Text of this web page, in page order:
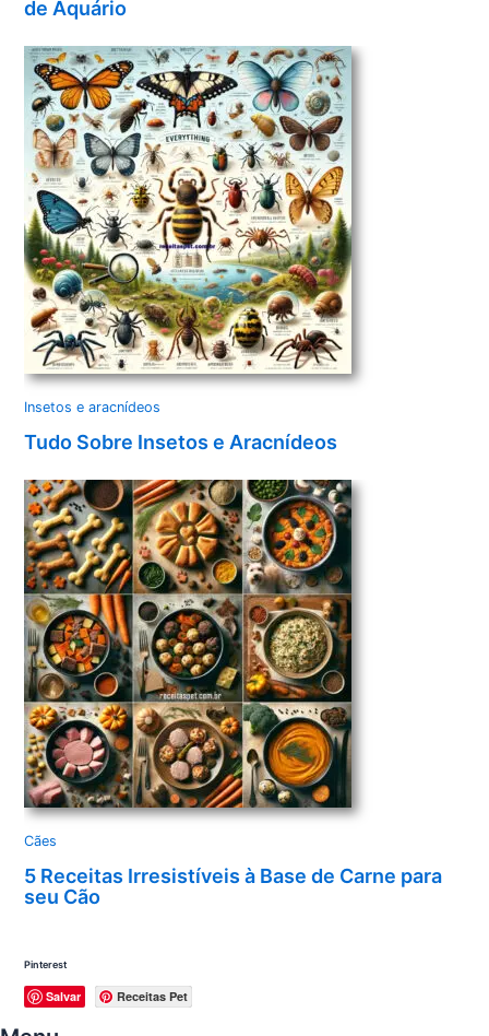
de Aquário
Insetos e aracnídeos
Tudo Sobre Insetos e Aracnídeos
Cães
5 Receitas Irresistíveis à Base de Carne para
seu Cão
Pinterest
Salvar Receitas Pet